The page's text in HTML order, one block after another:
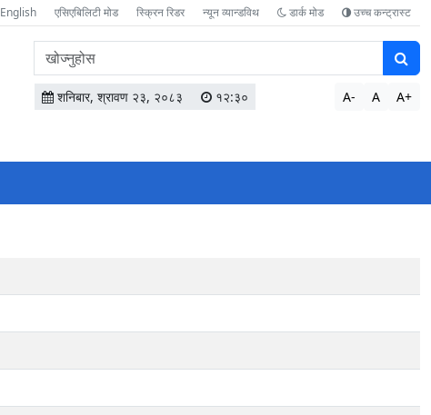
English एसिएबिलिटी मोड स्क्रिन रिडर न्यून व्यान्डविथ डार्क मोड उच्च कन्ट्रास्ट
वेबसाइटमा
सामग्री
खोज्नुहोस
शनिबार, श्रावण २३, २०८३ १२:३० A- A A+